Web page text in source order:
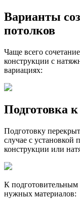
Варианты
потолков
Чаще всего
конструкции с
вариациях:
Подготовка
Подготовку
случае с установкой
конструкции или
К подготовительным
нужных материалов: